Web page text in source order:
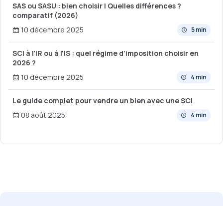
SAS ou SASU : bien choisir | Quelles différences ?
comparatif (2026)
5 min
10 décembre 2025
SCI à l'IR ou à l'IS : quel régime d'imposition choisir en
2026 ?
4 min
10 décembre 2025
Le guide complet pour vendre un bien avec une SCI
4 min
08 août 2025